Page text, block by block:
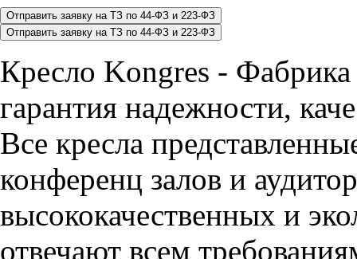
Кресло Kongres -
гарантия надежности,
Все кресла
конференц залов и
высококачественных и
отвечают всем